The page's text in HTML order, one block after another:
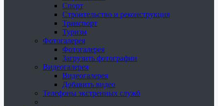
Спорт
Строительство и реконструкция
Транспорт
Туризм
Фотогалерея
Фотогалерея
Загрузить фотографии
Видеогалерея
Видеогалерея
Добавить видео
Телефоны экстренных служб